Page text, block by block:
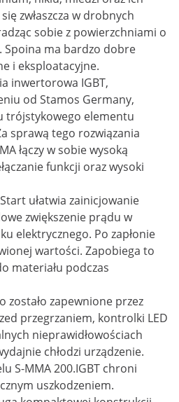
zwłaszcza w drobnych
sobie z powierzchniami o
Spoina ma bardzo dobre
i eksploatacyjne.
inwertorowa IGBT,
od Stamos Germany,
trójstykowego elementu
sprawą tego rozwiązania
łączy w sobie wysoką
funkcji oraz wysoki
ułatwia zainicjowanie
zwiększenie prądu w
elektrycznego. Po zapłonie
wartości. Zapobiega to
materiału podczas
zostało zapewnione przez
przegrzaniem, kontrolki LED
nieprawidłowościach
chłodzi urządzenie.
S-MMA 200.IGBT chroni
uszkodzeniem.